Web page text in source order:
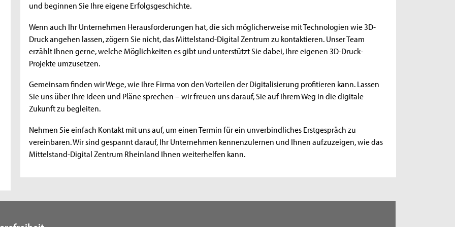
und beginnen Sie Ihre eigene Erfolgsgeschichte.
Wenn auch Ihr Unternehmen Herausforderungen hat, die sich möglicherweise mit Technologien wie 3D-
Druck angehen lassen, zögern Sie nicht, das Mittelstand-Digital Zentrum zu kontaktieren. Unser Team
erzählt Ihnen gerne, welche Möglichkeiten es gibt und unterstützt Sie dabei, Ihre eigenen 3D-Druck-
Projekte umzusetzen.
Gemeinsam finden wir Wege, wie Ihre Firma von den Vorteilen der Digitalisierung profitieren kann. Lassen
Sie uns über Ihre Ideen und Pläne sprechen – wir freuen uns darauf, Sie auf Ihrem Weg in die digitale
Zukunft zu begleiten.
Nehmen Sie einfach Kontakt mit uns auf, um einen Termin für ein unverbindliches Erstgespräch zu
vereinbaren. Wir sind gespannt darauf, Ihr Unternehmen kennenzulernen und Ihnen aufzuzeigen, wie das
Mittelstand-Digital Zentrum Rheinland Ihnen weiterhelfen kann.